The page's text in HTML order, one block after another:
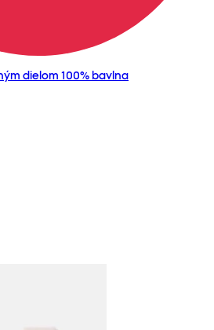
dielom 100% bavlna